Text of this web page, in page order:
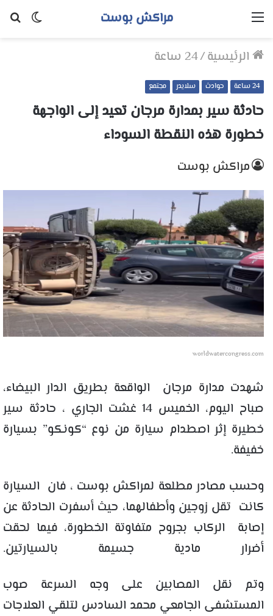
الوضع
مراكش بوست القائمة
الرئيسية/24 ساعة
24 ساعة حوادث سلايدر مجتمع
حادثة سير بمدارة مرجان تعيد إلى الواجهة
خطورة هذه النقطة السوداء
مراكش بوست
worldwatercongress.com
شهدت مدارة مرجان الواقعة بطريق الدار البيضاء،
صباح اليوم، الخميس 14 غشت الجاري ، حادثة سير
خطيرة إثر اصطدام سيارة من نوع “كونكو” بسيارة
خفيفة.
وحسب مصادر مطلعة لمراكش بوست ، فان السيارة
كانت تقل زوجين وأطفالهما، حيث أسفرت الحادثة عن
إصابة الركاب بجروح متفاوتة الخطورة، فيما لحقت
أضرار مادية جسيمة بالسيارتين.
وتم نقل المصابين على وجه السرعة صوب
المستشفى الجامعي محمد السادس لتلقي العلاجات